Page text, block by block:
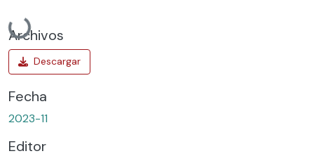
Cargando...
Archivos
Fecha
2023-11
Editor